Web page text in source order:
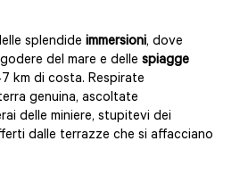
splendide immersioni, dove
del mare e delle spiagge
km di costa. Respirate
genuina, ascoltate
delle miniere, stupitevi dei
dalle terrazze che si affacciano